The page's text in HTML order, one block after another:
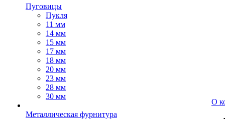
Пуговицы
Пукля
11 мм
14 мм
15 мм
17 мм
18 мм
20 мм
23 мм
28 мм
30 мм
Металлическая фурнитура
О